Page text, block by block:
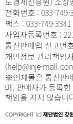
전화번호 : 033-749-
팩스 : 033-749-3341
사업자등록번호 :
통신판매업 신고번
개인정보 관리책임
(help@inje-
※인제몰은 통신판
며, 판매자가 등록
책임을 지지 않습니
COPYRIGHT (c)재단법인 강